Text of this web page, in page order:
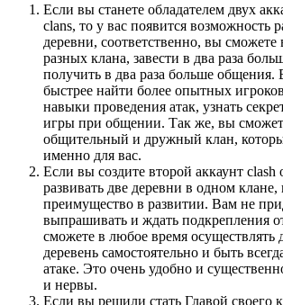
Если вы станете обладателем двух
clans, то у вас появится возможность
деревни, соответственно, вы сможете
разных клана, завести в два раза
получить в два раза больше
быстрее найти более опытных
навыки проведения атак, узнать
игры при общении. Так же, вы
общительный и дружный клан,
именно для вас.
Если вы создите второй аккаунт clash
развивать две деревни в одном
преимущество в развитии. Вам не
выпрашивать и ждать подкрепления
сможете в любое время осуществлять
деревень самостоятельно и быть
атаке. Это очень удобно и
и нервы.
Если вы решили стать Главой своего